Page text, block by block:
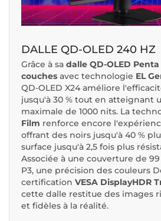
DALLE QD-OLED 240 HZ
Grâce à sa dalle QD-OLED
couches avec technologie EL
QD-OLED X24 améliore
jusqu'à 30 % tout en atteignant
maximale de 1000 nits. La
Film renforce encore
offrant des noirs jusqu'à 40 %
surface jusqu'à 2,5 fois plus
Associée à une couverture de
P3, une précision des couleurs
certification VESA DisplayHDR
cette dalle restitue des images
et fidèles à la réalité.